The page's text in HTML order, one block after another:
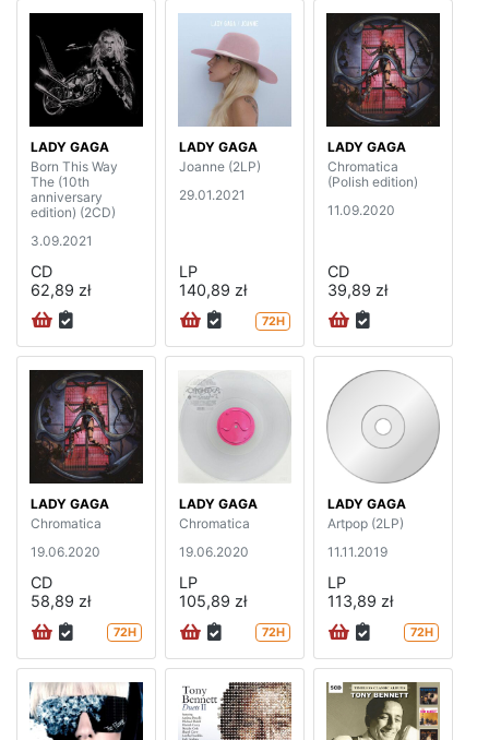
LADY GAGA
Born This Way
The (10th
anniversary
edition) (2CD)
3.09.2021
CD
62,89 zł
LADY GAGA
Joanne (2LP)
29.01.2021
LP
140,89 zł
72H
LADY GAGA
Chromatica
(Polish edition)
11.09.2020
CD
39,89 zł
LADY GAGA
Chromatica
19.06.2020
CD
58,89 zł
72H
LADY GAGA
Chromatica
19.06.2020
LP
105,89 zł
72H
LADY GAGA
Artpop (2LP)
11.11.2019
LP
113,89 zł
72H